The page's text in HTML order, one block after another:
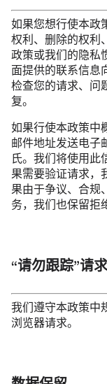
如果您想行使本政
权利、删除的权利
政策或我们的隐私
面提供的联系信息
检查您的请求、问
复。
如果行使本政策中
邮件地址发送电子
氏。我们将使用此
果需要验证请求，
果由于争议、合规
务，我们也保留拒
“请勿跟踪”请求
我们遵守本政策中
浏览器请求。